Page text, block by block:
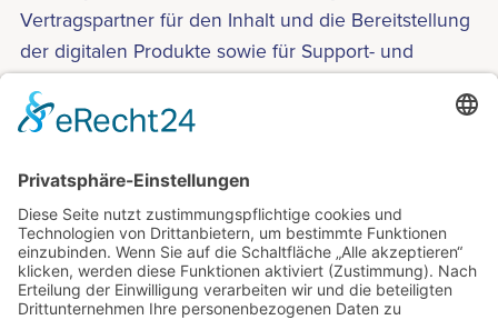
Vertragspartner für den Inhalt und die Bereitstellung
der digitalen Produkte sowie für Support- und
PayPal
Anbieter dieses Zahlungsdienstes ist PayPal (Europe)
S.à.r.l. et Cie, S.C.A., 22-24 Boulevard Royal, L-2449
Luxembourg (im Folgenden „PayPal“).
Details entnehmen Sie der Datenschutzerklärung
von PayPal: